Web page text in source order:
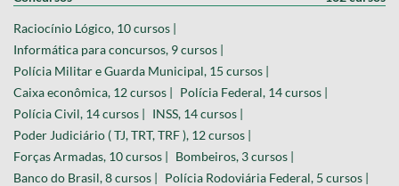
Raciocínio Lógico, 10 cursos |
Informática para concursos, 9 cursos |
Polícia Militar e Guarda Municipal, 15 cursos |
Caixa econômica, 12 cursos | Polícia Federal, 14 cursos |
Polícia Civil, 14 cursos | INSS, 14 cursos |
Poder Judiciário ( TJ, TRT, TRF ), 12 cursos |
Forças Armadas, 10 cursos | Bombeiros, 3 cursos |
Banco do Brasil, 8 cursos | Polícia Rodoviária Federal, 5 cursos |